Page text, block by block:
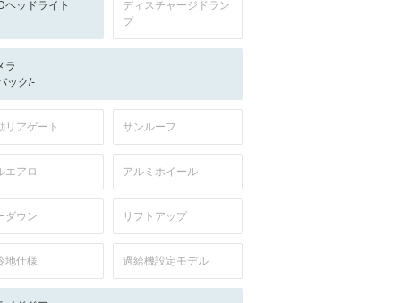
ヘッドライト
ディスチャージドラン
プ
ラ
ック/-
リアゲート サンルーフ
エアロ アルミホイール
ダウン リフトアップ
地仕様 過給機設定モデル